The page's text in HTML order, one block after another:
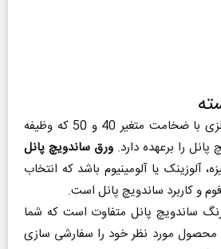
به کارگیری انواع ورق فلزی با ضخامت متغیر 40 و 50 که وظیفه
را برعهده دارد. ورق ساندویچ پانل
آلوزینک یا آلومینیوم باشد که انتخاب
و کاربرد ساندویچ پانل است.
ساندویچ پانل متفاوت است که شما
محصول مورد نظر خود را سفارشی سازی